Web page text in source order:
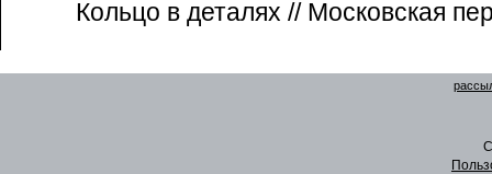
Кольцо в деталях // Московская